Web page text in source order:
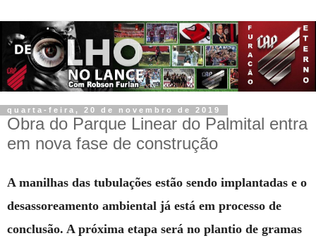
quarta-feira, 20 de novembro de 2019
Obra do Parque Linear do Palmital entra
em nova fase de construção
A manilhas das tubulações estão sendo implantadas e o
desassoreamento ambiental já está em processo de
conclusão. A próxima etapa será no plantio de gramas